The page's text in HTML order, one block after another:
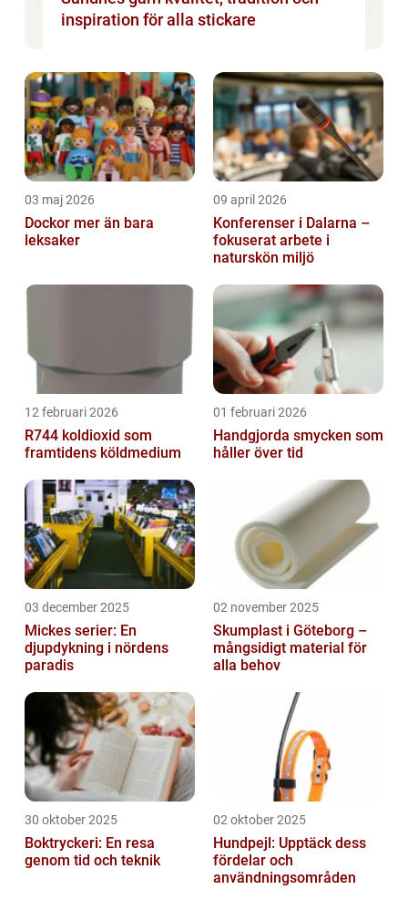
inspiration för alla stickare
03 maj 2026
Dockor mer än bara
leksaker
09 april 2026
Konferenser i Dalarna –
fokuserat arbete i
naturskön miljö
12 februari 2026
R744 koldioxid som
framtidens köldmedium
01 februari 2026
Handgjorda smycken som
håller över tid
03 december 2025
Mickes serier: En
djupdykning i nördens
paradis
02 november 2025
Skumplast i Göteborg –
mångsidigt material för
alla behov
30 oktober 2025
Boktryckeri: En resa
genom tid och teknik
02 oktober 2025
Hundpejl: Upptäck dess
fördelar och
användningsområden